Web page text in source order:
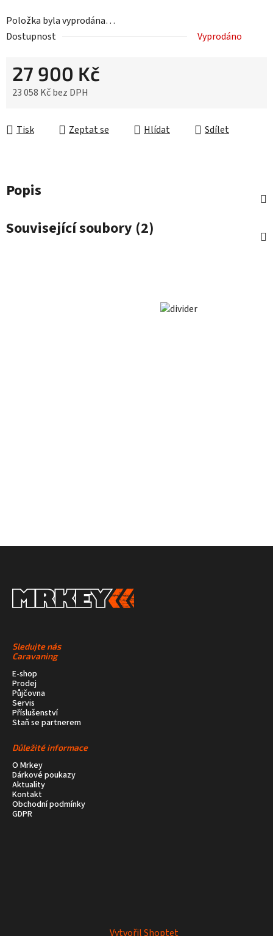
Položka byla vyprodána…
Dostupnost
Vyprodáno
27 900 Kč
23 058 Kč bez DPH
Tisk
Zeptat se Hlídat Sdílet
Popis
Související soubory (2)
Sledujte nás
Caravaning
E-shop
Prodej
Půjčovna
Servis
Příslušenství
Staň se partnerem
Důležité informace
O Mrkey
Dárkové poukazy
Aktuality
Kontakt
Obchodní podmínky
GDPR
Vytvořil Shoptet